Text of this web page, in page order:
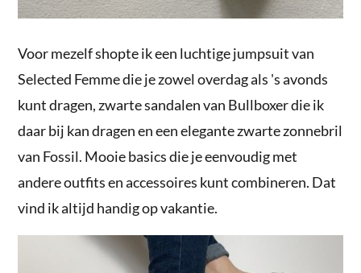
Voor mezelf shopte ik een luchtige jumpsuit van
Selected Femme die je zowel overdag als 's avonds
kunt dragen, zwarte sandalen van Bullboxer die ik
daar bij kan dragen en een elegante zwarte zonnebril
van Fossil. Mooie basics die je eenvoudig met
andere outfits en accessoires kunt combineren. Dat
vind ik altijd handig op vakantie.